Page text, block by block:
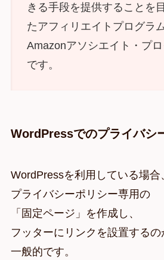
きる手段を提供することを
たアフィリエイトプログラ
Amazonアソシエイト・プ
です。
WordPressでのプライバシ
WordPressを利用している場合
プライバシーポリシー専用の
「固定ページ」を作成し、
フッターにリンクを設置するの
一般的です。